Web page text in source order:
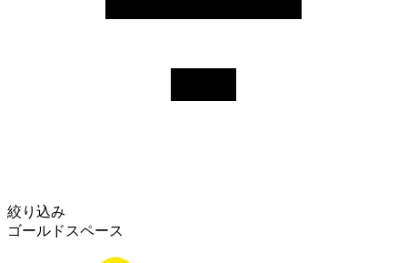
絞り込み
ゴールドスペース